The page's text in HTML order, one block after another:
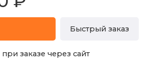
Быстрый заказ
заказе через сайт